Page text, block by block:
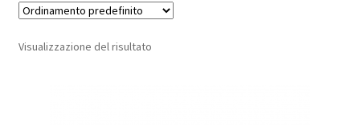
Cassa
Carrello
Visualizzazione del risultato